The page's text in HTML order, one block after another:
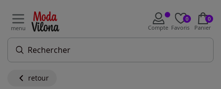
menu Compte
0
Favoris
0
Panier
retour